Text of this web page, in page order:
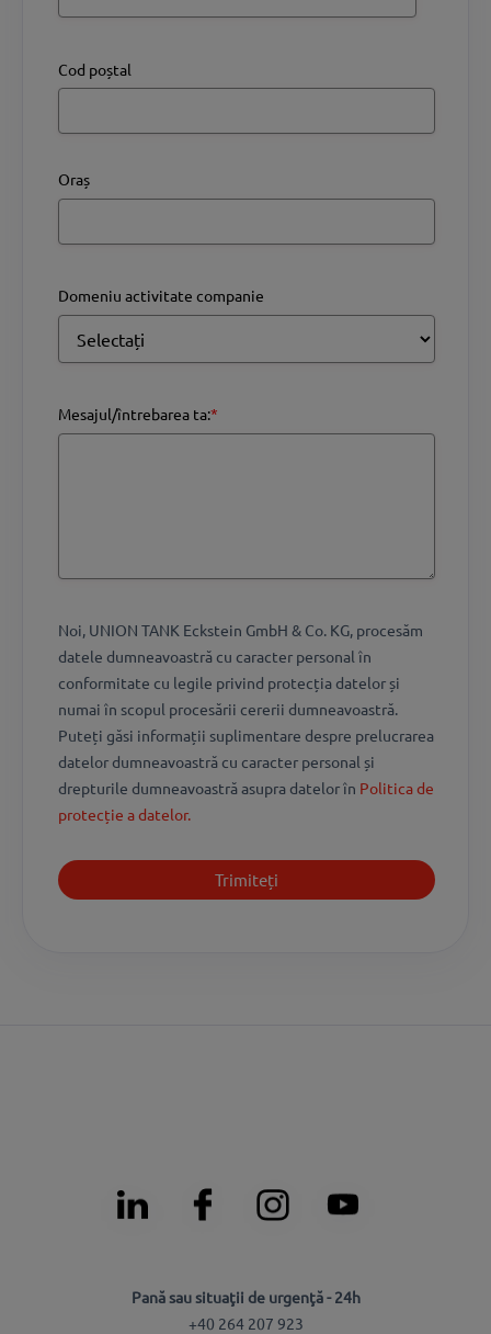
Cod poștal
Oraș
Domeniu activitate companie
Mesajul/întrebarea ta:*
Noi, UNION TANK Eckstein GmbH & Co. KG, procesăm
datele dumneavoastră cu caracter personal în
conformitate cu legile privind protecția datelor și
numai în scopul procesării cererii dumneavoastră.
Puteți găsi informații suplimentare despre prelucrarea
datelor dumneavoastră cu caracter personal și
drepturile dumneavoastră asupra datelor în Politica de
protecție a datelor.
Pană sau situaţii de urgenţă - 24h
+40 264 207 923